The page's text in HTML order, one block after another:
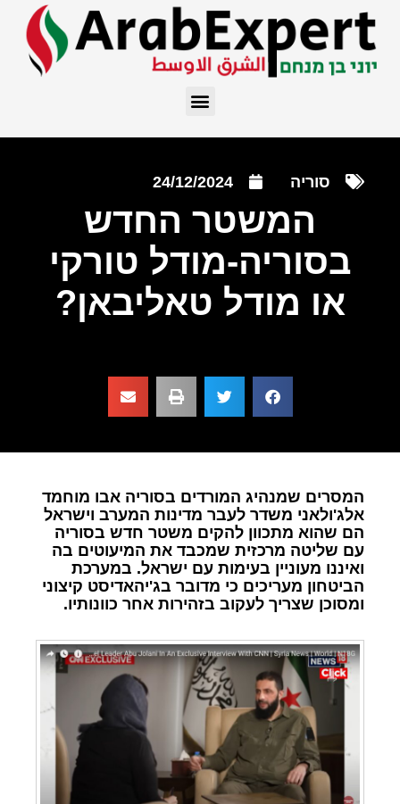
סוריה 24/12/2024
המשטר החדש
בסוריה-מודל טורקי
או מודל טאליבאן?
המסרים שמנהיג המורדים בסוריה אבו מוחמד
אלג'ולאני משדר לעבר מדינות המערב וישראל
הם שהוא מתכוון להקים משטר חדש בסוריה
עם שליטה מרכזית שמכבד את המיעוטים בה
ואיננו מעוניין בעימות עם ישראל. במערכת
הביטחון מעריכים כי מדובר בג'יהאדיסט קיצוני
ומסוכן שצריך לעקוב בזהירות אחר כוונותיו.